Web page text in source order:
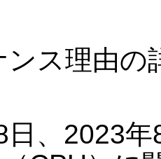
ンス理由の
日、2023